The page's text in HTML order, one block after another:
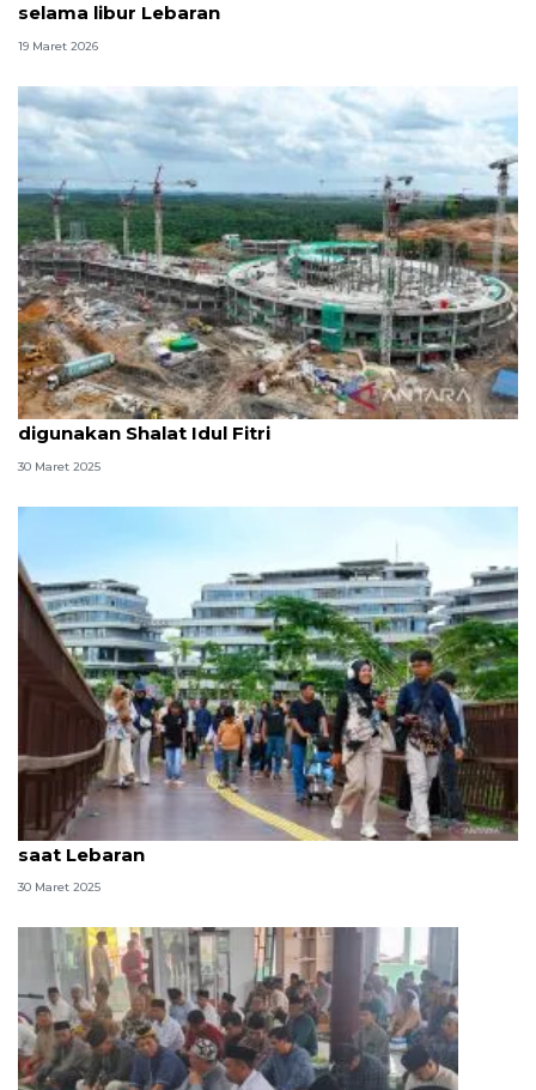
selama libur Lebaran
19 Maret 2026
Masjid Negara IKN 54,3 persen belum bisa
digunakan Shalat Idul Fitri
30 Maret 2025
Kunjungan umum ke Kota Nusantara tetap dibuka
saat Lebaran
30 Maret 2025